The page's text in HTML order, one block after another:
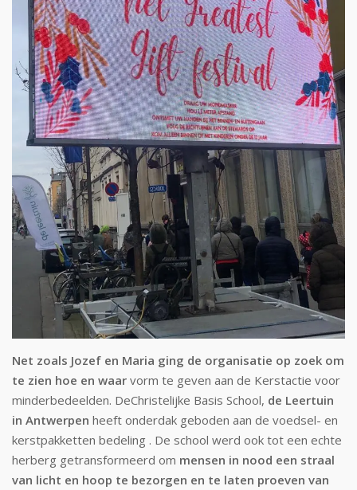
Net zoals Jozef en Maria ging de organisatie op zoek om
te zien hoe en waar vorm te geven aan de Kerstactie voor
minderbedeelden. DeChristelijke Basis School, de Leertuin
in Antwerpen heeft onderdak geboden aan de voedsel- en
kerstpakketten bedeling . De school werd ook tot een echte
herberg getransformeerd om mensen in nood een straal
van licht en hoop te bezorgen en te laten proeven van